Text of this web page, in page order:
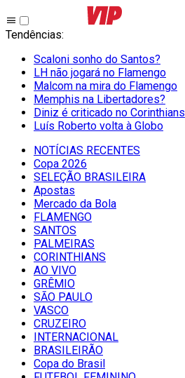
Tendências:
Scaloni sonho do Santos?
LH não jogará no Flamengo
Malcom na mira do Flamengo
Memphis na Libertadores?
Diniz é criticado no Corinthians
Luís Roberto volta à Globo
NOTÍCIAS RECENTES
Copa 2026
SELEÇÃO BRASILEIRA
Apostas
Mercado da Bola
FLAMENGO
SANTOS
PALMEIRAS
CORINTHIANS
AO VIVO
GRÊMIO
SĀO PAULO
VASCO
CRUZEIRO
INTERNACIONAL
BRASILEIRÃO
Copa do Brasil